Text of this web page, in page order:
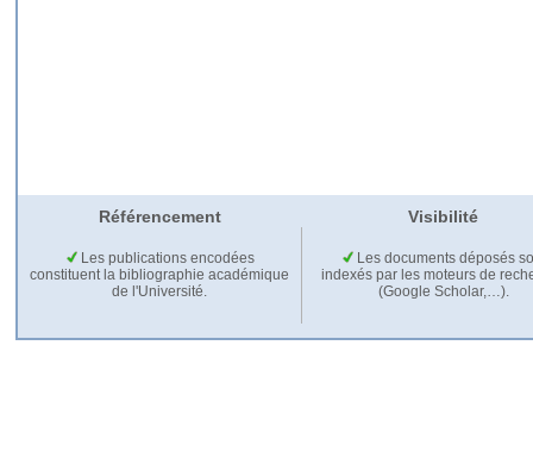
Référencement Visibilité
Les publications encodées
constituent la bibliographie académique
de l'Université.
Les documents déposés
indexés par les moteurs de
(Google Scholar,…).